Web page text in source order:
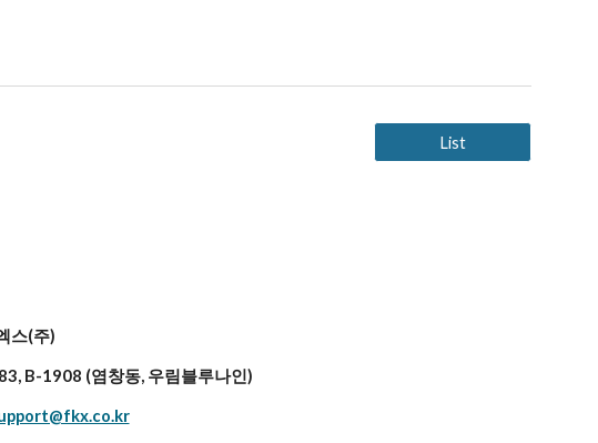
List
스(주)
B-1908 (염창동, 우림블루나인)